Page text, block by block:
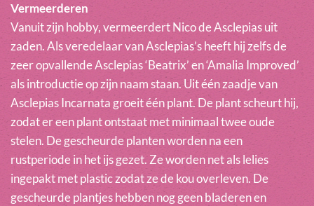
Vermeerderen
Vanuit zijn hobby, vermeerdert Nico de Asclepias uit
zaden. Als veredelaar van Asclepias’s heeft hij zelfs de
zeer opvallende Asclepias ‘Beatrix’ en ‘Amalia Improved’
als introductie op zijn naam staan. Uit één zaadje van
Asclepias Incarnata groeit één plant. De plant scheurt hij,
zodat er een plant ontstaat met minimaal twee oude
stelen. De gescheurde planten worden na een
rustperiode in het ijs gezet. Ze worden net als lelies
ingepakt met plastic zodat ze de kou overleven. De
gescheurde plantjes hebben nog geen bladeren en